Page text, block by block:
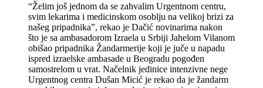
“Želim još jednom da se zahvalim Urgentnom centru,
svim lekarima i medicinskom osoblju na velikoj brizi za
našeg pripadnika”, rekao je Dačić novinarima nakon
što je sa ambasadorom Izraela u Srbiji Jahelom Vilanom
obišao pripadnika Žandarmerije koji je juče u napadu
ispred izraelske ambasade u Beogradu pogođen
samostrelom u vrat. Načelnik jedinice intenzivne nege
Urgentnog centra Dušan Micić je rekao da je žandarm